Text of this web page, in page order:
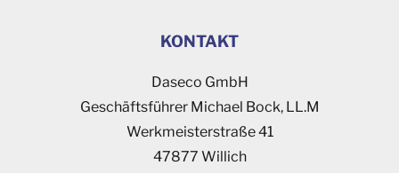
KONTAKT
Daseco GmbH
Geschäftsführer Michael Bock, LL.M
Werkmeisterstraße 41
47877 Willich